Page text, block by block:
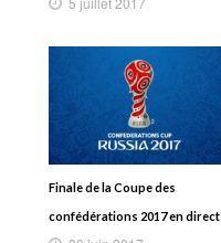
Finale de la Coupe des
confédérations 2017 en direct